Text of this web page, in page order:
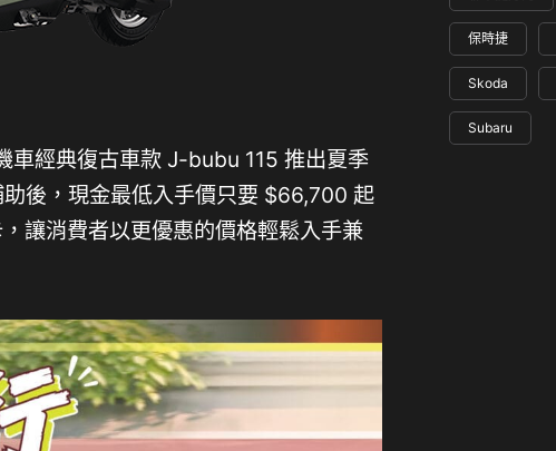
車經典復古車款 J-bubu 115 推出夏季
後，現金最低入手價只要 $66,700 起
讓消費者以更優惠的價格輕鬆入手兼
保時捷
Skoda
Subaru